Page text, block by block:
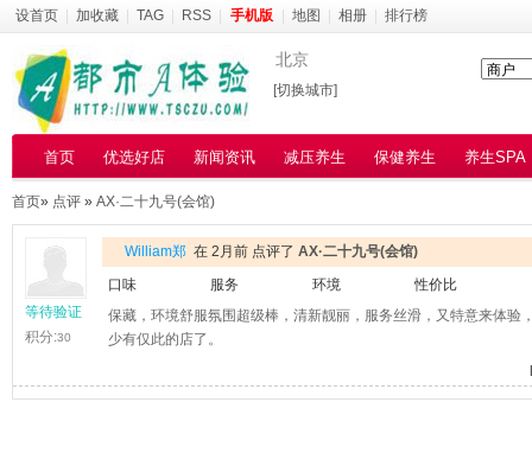
设首页 加收藏 TAG RSS 手机版 地图 相册 排行榜
北京
[切换城市]
首页 优选好店 新闻资讯 减压养生 保健养生 养生SPA
首页» 点评 » ‌AX·二十九号(会馆)
等待验证
积分:30
William郑 在 2月前 点评了 ‌AX·二十九号(会馆)
口味
服务 环境
性价比
保藏，环境舒服氛围超级棒，清新靓丽，服务丝滑，又特意来体验
少有仅此的店了。